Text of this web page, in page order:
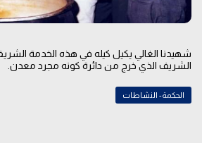
شهيدنا الغالي يكيل كيله في هذه الخدمة
الشريف الذي خرج من دائرة كونه مجرد معدن.
الحكمة- النشاطات